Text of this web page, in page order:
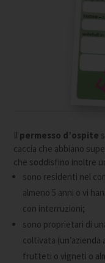
Il permesso d’ospite
caccia che abbiano
che soddisfino inoltre
sono residenti nel
almeno 5 anni o vi
con interruzioni;
sono proprietari di
coltivata
frutteti o vigneti o